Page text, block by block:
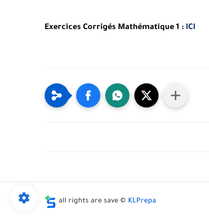
Exercices Corrigés Mathématique 1 : ICI
all rights are save © KLPrepa